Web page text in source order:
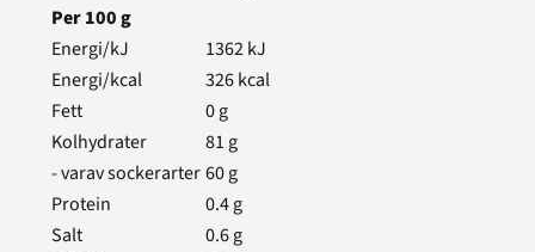
Per100g
Energi/kJ
1362kJ
Energi/kcal
326kcal
Fett
0g
Kolhydrater
81g
- varav sockerarter60g
Protein
0.4g
Salt
0.6g